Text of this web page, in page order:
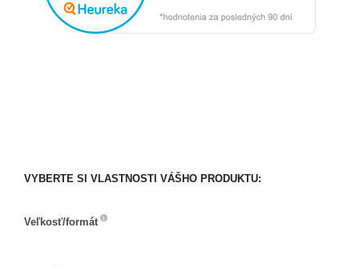
VYBERTE SI VLASTNOSTI VÁŠHO PRODUKTU:
Veľkosť/formát